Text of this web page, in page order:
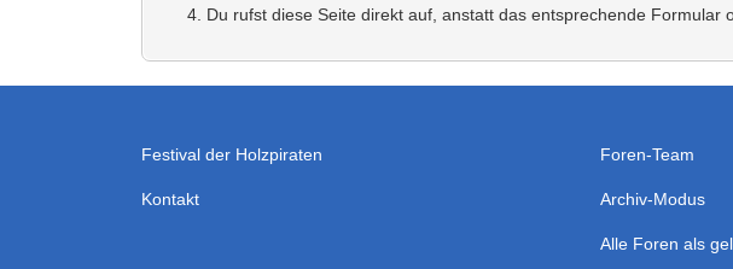
Du rufst diese Seite direkt auf, anstatt das entsprechende Formular
Festival der Holzpiraten
Kontakt
Foren-Team
Archiv-Modus
Alle Foren als